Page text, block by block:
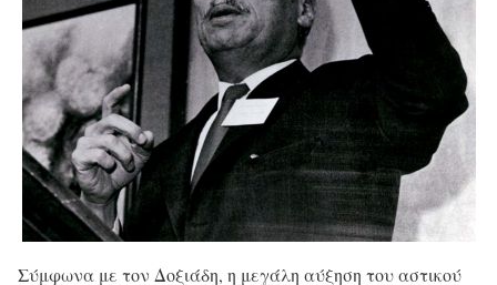
Σύμφωνα με τον Δοξιάδη, η μεγάλη αύξηση του αστικού